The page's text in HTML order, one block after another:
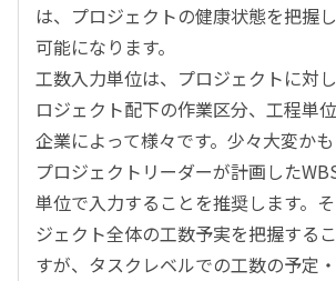
は、プロジェクトの健康状態を把握
可能になります。
工数入力単位は、プロジェクトに対
ロジェクト配下の作業区分、工程単
企業によって様々です。少々大変かも
プロジェクトリーダーが計画した
単位で入力することを推奨します。
ジェクト全体の工数予実を把握する
すが、タスクレベルでの工数の予定